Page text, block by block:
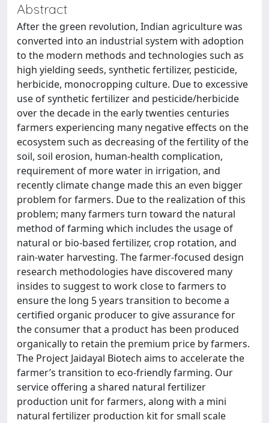
Abstract
After the green revolution, Indian agriculture was
converted into an industrial system with adoption
to the modern methods and technologies such as
high yielding seeds, synthetic fertilizer, pesticide,
herbicide, monocropping culture. Due to excessive
use of synthetic fertilizer and pesticide/herbicide
over the decade in the early twenties centuries
farmers experiencing many negative effects on the
ecosystem such as decreasing of the fertility of the
soil, soil erosion, human-health complication,
requirement of more water in irrigation, and
recently climate change made this an even bigger
problem for farmers. Due to the realization of this
problem; many farmers turn toward the natural
method of farming which includes the usage of
natural or bio-based fertilizer, crop rotation, and
rain-water harvesting. The farmer-focused design
research methodologies have discovered many
insides to suggest to work close to farmers to
ensure the long 5 years transition to become a
certified organic producer to give assurance for
the consumer that a product has been produced
organically to retain the premium price by farmers.
The Project Jaidayal Biotech aims to accelerate the
farmer’s transition to eco-friendly farming. Our
service offering a shared natural fertilizer
production unit for farmers, along with a mini
natural fertilizer production kit for small scale